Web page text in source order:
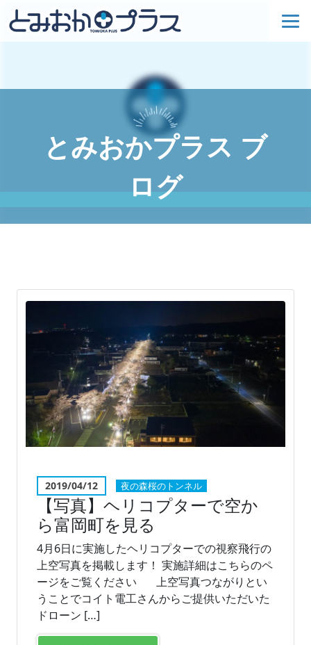
とみおかプラス ブ
ログ
2019/04/12 夜の森桜のトンネル
【写真】ヘリコプターで空か
ら富岡町を見る
4月6日に実施したヘリコプターでの視察飛行の
上空写真を掲載します！ 実施詳細はこちらのペ
ージをご覧ください 上空写真つながりとい
うことでコイト電工さんからご提供いただいた
ドローン […]